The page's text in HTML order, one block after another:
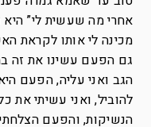
אחרי מה שעשית לי”
מכינה לי אותו לקראת
גם הפעם עשינו את זה
הגב ואני עליה, הפעם
להוביל, ואני עשיתי את
הנשיקות, והפעם